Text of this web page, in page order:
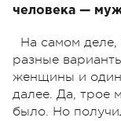
человека —
На самом деле,
разные
женщины и
далее. Да, трое
было. Но